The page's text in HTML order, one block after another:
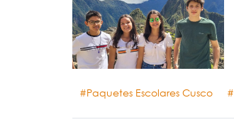
Paquetes Escolares Cusco